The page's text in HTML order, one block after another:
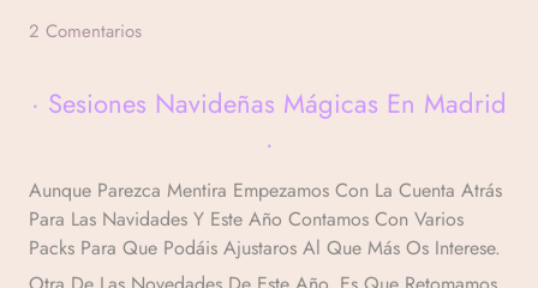
Por
2 Comentarios
· Sesiones Navideñas Mágicas En Madrid
·
Aunque Parezca Mentira Empezamos Con La Cuenta Atrás
Para Las Navidades Y Este Año Contamos Con Varios
Packs Para Que Podáis Ajustaros Al Que Más Os Interese.